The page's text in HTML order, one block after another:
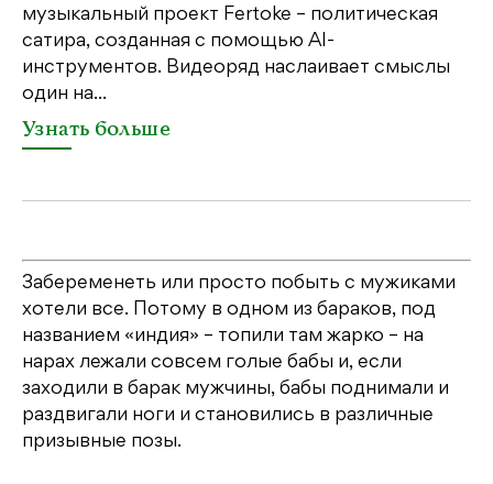
музыкальный проект Fertoke – политическая
сатира, созданная с помощью AI-
инструментов. Видеоряд наслаивает смыслы
один на...
Узнать больше
Забеременеть или просто побыть с мужиками
хотели все. Потому в одном из бараков, под
названием «индия» – топили там жарко – на
нарах лежали совсем голые бабы и, если
заходили в барак мужчины, бабы поднимали и
раздвигали ноги и становились в различные
призывные позы.